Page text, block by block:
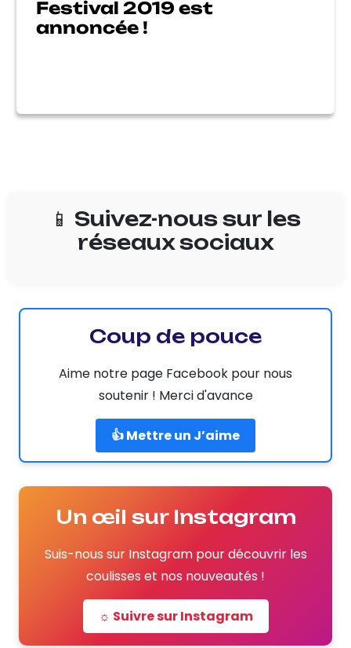
Festival 2019 est
annoncée !
📱 Suivez-nous sur les
réseaux sociaux
Coup de pouce
Aime notre page Facebook pour nous
soutenir ! Merci d'avance
👍 Mettre un J’aime
Un œil sur Instagram
Suis-nous sur Instagram pour découvrir les
coulisses et nos nouveautés !
☼ Suivre sur Instagram